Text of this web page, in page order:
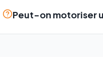
Peut-on motoriser